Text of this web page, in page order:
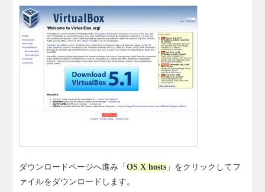
ダウンロードページへ進み「OS X hosts 」をクリックしてフ
ァイルをダウンロードします。